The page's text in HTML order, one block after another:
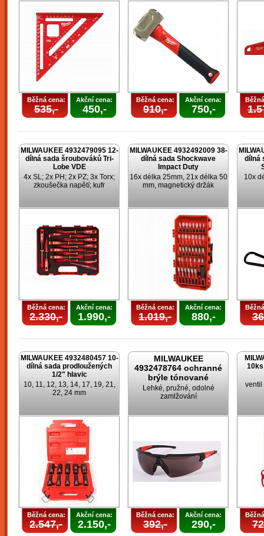
Běžná cena:
535,-
Akční cena:
450,-
Běžná cena:
910,-
Akční cena:
750,-
MILWAUKEE 4932479095 12-
dílná sada šroubováků Tri-
Lobe VDE
4x SL; 2x PH; 2x PZ; 3x Torx;
zkoušečka napětí; kufr
Běžná cena:
2.330,-
Akční cena:
1.990,-
MILWAUKEE 4932492009 38-
dílná sada Shockwave
Impact Duty
16x délka 25mm, 21x délka 50
mm, magnetický držák
Běžná cena:
1.019,-
Akční cena:
880,-
dílná
10x
MILWAUKEE 4932480457 10-
dílná sada prodloužených
1/2" hlavic
10, 11, 12, 13, 14, 17, 19, 21,
22, 24 mm
Běžná cena:
2.547,-
Akční cena:
2.150,-
MILWAUKEE
4932478764 ochranné
brýle tónované
Lehké, pružné, odolné
zamlžování
Běžná cena:
392,-
Akční cena:
290,-
ventil